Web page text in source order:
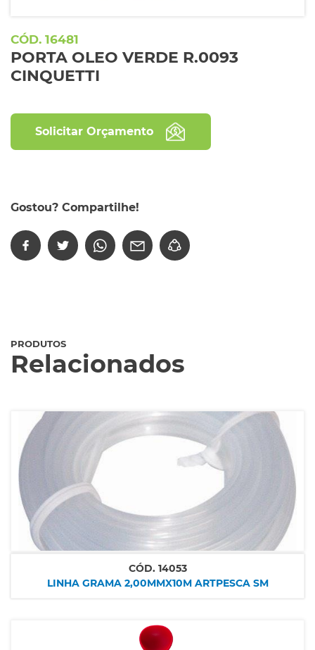
16481
PORTA OLEO VERDE R.0093
CINQUETTI
Solicitar Orçamento
Gostou? Compartilhe!
PRODUTOS
Relacionados
CÓD. 14053
LINHA GRAMA 2,00MMX10M ARTPESCA SM